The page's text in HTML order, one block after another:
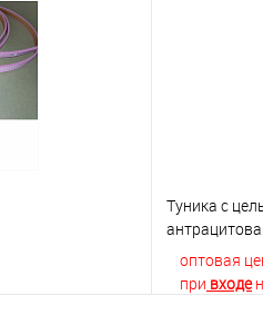
К сравнению
В наличии
Туника с
оптовая
при входе